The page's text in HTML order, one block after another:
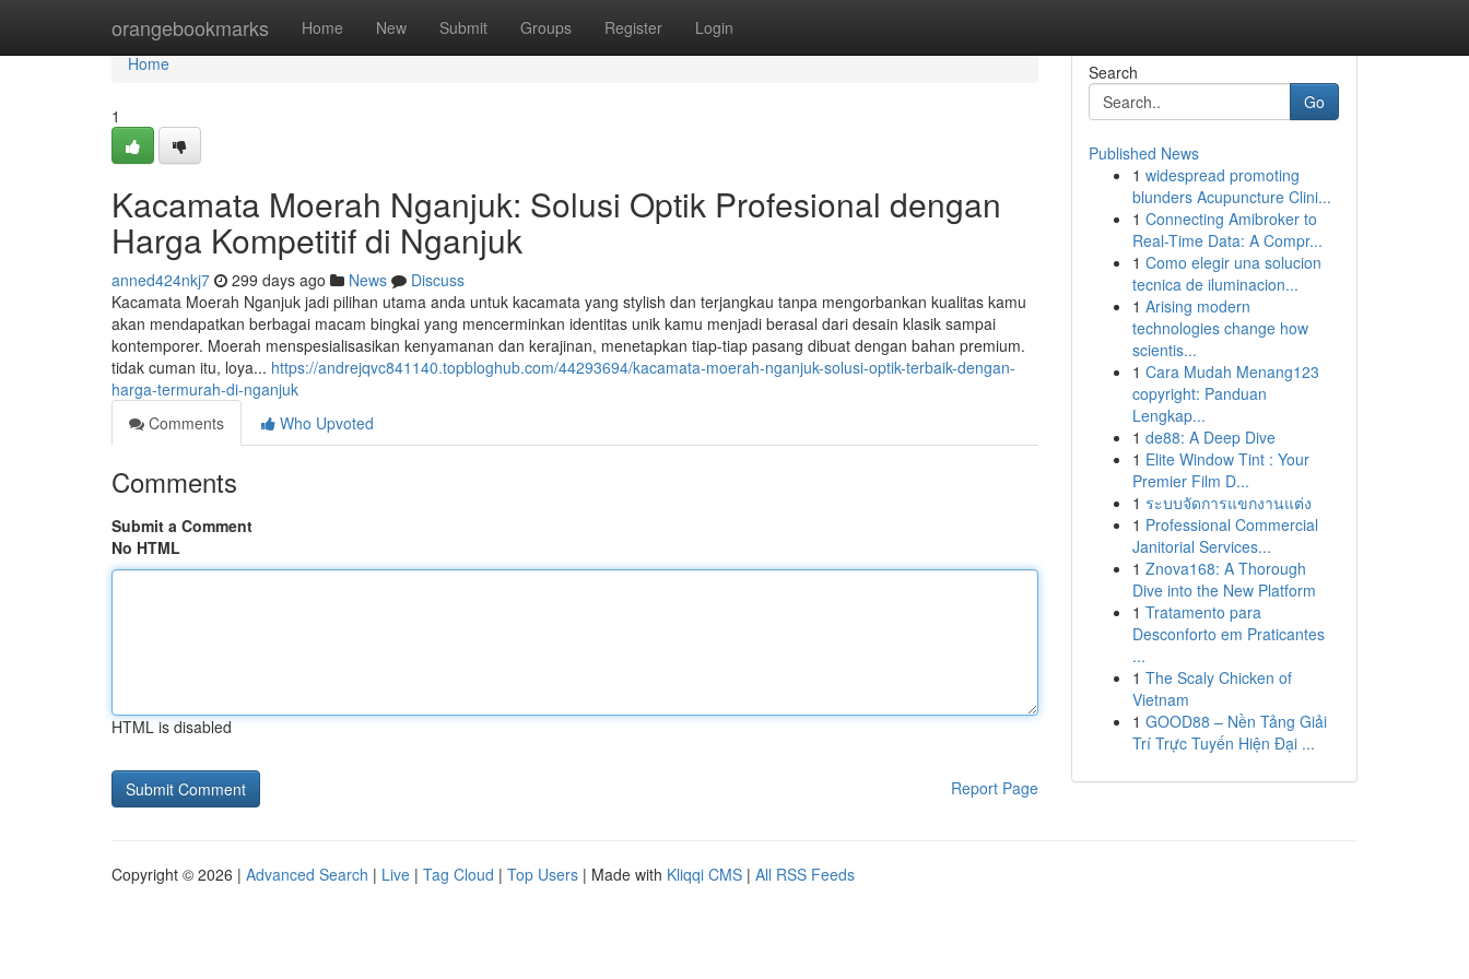
orangebookmarks Home New Submit Groups Register Login
Home
Home
1
Kacamata Moerah Nganjuk: Solusi Optik Profesional dengan
Harga Kompetitif di Nganjuk
anned424nkj7 299 days ago News
Discuss
Kacamata Moerah Nganjuk jadi pilihan utama anda untuk kacamata yang stylish dan terjangkau tanpa mengorbankan kualitas kamu
akan mendapatkan berbagai macam bingkai yang mencerminkan identitas unik kamu menjadi berasal dari desain klasik sampai
kontemporer. Moerah menspesialisasikan kenyamanan dan kerajinan, menetapkan tiap-tiap pasang dibuat dengan bahan premium.
tidak cuman itu, loya... https://andrejqvc841140.topbloghub.com/44293694/kacamata-moerah-nganjuk-solusi-optik-terbaik-dengan-
harga-termurah-di-nganjuk
Comments
Who Upvoted
Comments
Submit a Comment
No HTML
HTML is disabled
Report Page
Search
Go
Published News
1 widespread promoting
blunders Acupuncture Clini...
1 Connecting Amibroker to
Real-Time Data: A Compr...
1 Como elegir una solucion
tecnica de iluminacion...
1 Arising modern
technologies change how
scientis...
1 Cara Mudah Menang123
copyright: Panduan
Lengkap...
1 de88: A Deep Dive
1 Elite Window Tint : Your
Premier Film D...
1 ระบบจัดการแขกงานแต่ง
1 Professional Commercial
Janitorial Services...
1 Znova168: A Thorough
Dive into the New Platform
1 Tratamento para
Desconforto em Praticantes
...
1 The Scaly Chicken of
Vietnam
1 GOOD88 – Nền Tảng Giải
Trí Trực Tuyến Hiện Đại ...
Copyright © 2026 | Advanced Search | Live | Tag Cloud | Top Users | Made with Kliqqi CMS | All RSS Feeds